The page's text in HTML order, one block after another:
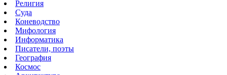
Религия
Суда
Коневодство
Мифология
Информатика
Писатели, поэты
География
Космос